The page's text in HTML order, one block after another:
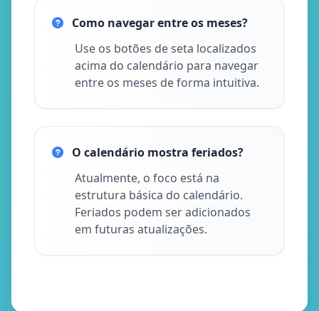
Como navegar entre os meses?
Use os botões de seta localizados
acima do calendário para navegar
entre os meses de forma intuitiva.
O calendário mostra feriados?
Atualmente, o foco está na
estrutura básica do calendário.
Feriados podem ser adicionados
em futuras atualizações.